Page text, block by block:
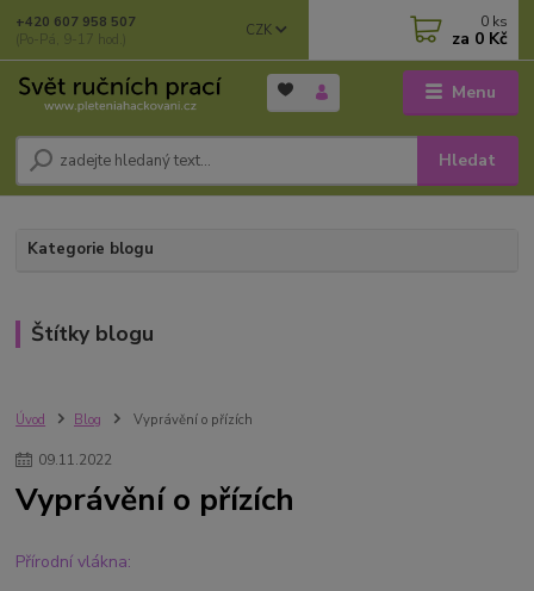
Menu
CZK
Hledat
+420 607 958 507
(Po-Pá, 9-17 hod.)
0 ks
za 0 Kč
Kategorie blogu
Štítky blogu
Úvod Blog Vyprávění o přízích
09.11.2022
Vyprávění o přízích
Přírodní vlákna: